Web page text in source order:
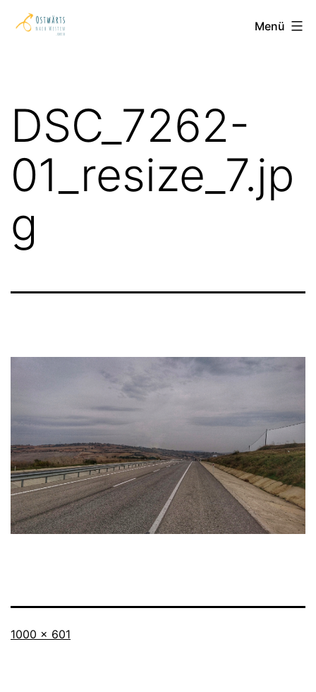
Zum
InhaltOstwärts
Menü
DSC_7262-
01_resize_7.jp
g
Originalgröße
1000 × 601